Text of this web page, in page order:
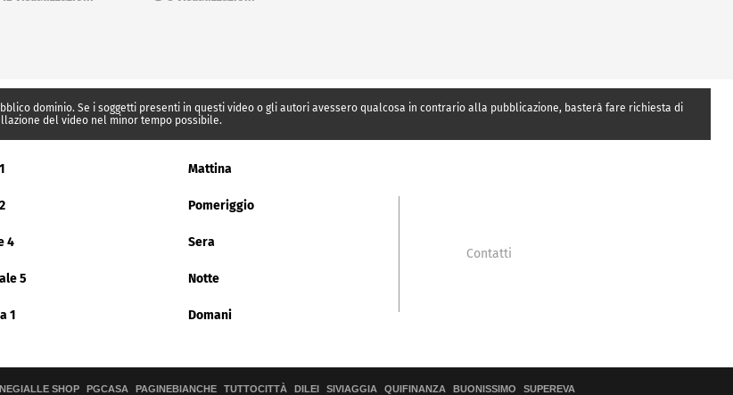
dominio. Se i soggetti presenti in questi video o gli autori avessero qualcosa in contrario alla pubblicazione, basterà fare richiesta di
del video nel minor tempo possibile.
Mattina
Pomeriggio
4 Sera
5 Notte
1 Domani
Contatti
SHOP PGCASA PAGINEBIANCHE TUTTOCITTÀ DILEI SIVIAGGIA QUIFINANZA BUONISSIMO SUPEREVA